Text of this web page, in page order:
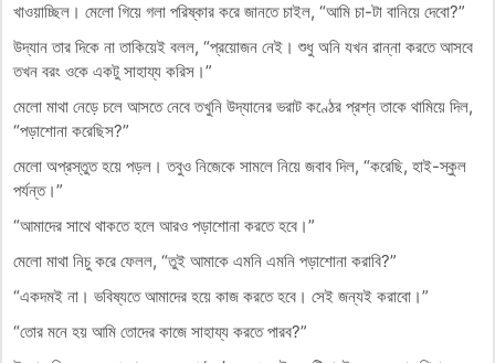
খাওয়াচ্ছিল। মেলো গিয়ে গলা পরিষ্কার করে জানতে চাইল, “আমি চা-টা বানিয়ে দেবো?”
উদ্যান তার দিকে না তাকিয়েই বলল, “প্রয়োজন নেই। শুধু অনি যখন রান্না করতে আসবে
তখন বরং ওকে একটু সাহায্য করিস।”
মেলো মাথা নেড়ে চলে আসতে নেবে তখুনি উদ্যানের ভরাট কণ্ঠের প্রশ্ন তাকে থামিয়ে দিল,
“পড়াশোনা করেছিস?”
মেলো অপ্রস্তুত হয়ে পড়ল। তবুও নিজেকে সামলে নিয়ে জবাব দিল, “করেছি, হাই-স্কুল
পর্যন্ত।”
“আমাদের সাথে থাকতে হলে আরও পড়াশোনা করতে হবে।”
মেলো মাথা নিচু করে ফেলল, “তুই আমাকে এমনি এমনি পড়াশোনা করাবি?”
“একদমই না। ভবিষ্যতে আমাদের হয়ে কাজ করতে হবে। সেই জন্যই করাবো।”
“তোর মনে হয় আমি তোদের কাজে সাহায্য করতে পারব?”